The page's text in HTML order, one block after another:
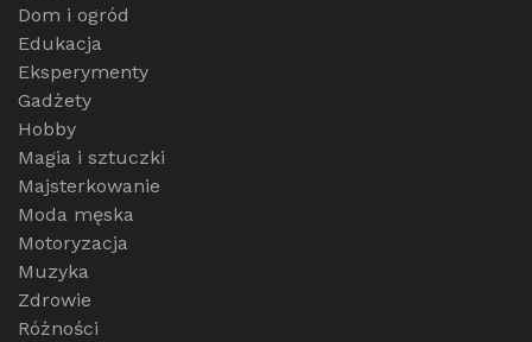
Dom i ogród
Edukacja
Eksperymenty
Gadżety
Hobby
Magia i sztuczki
Majsterkowanie
Moda męska
Motoryzacja
Muzyka
Zdrowie
Różności